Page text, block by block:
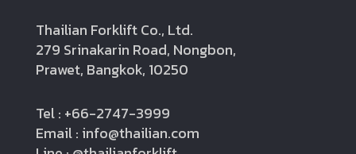
Thailian Forklift Co., Ltd.
279 Srinakarin Road, Nongbon,
Prawet, Bangkok, 10250
Tel : +66-2747-3999
Email : info@thailian.com